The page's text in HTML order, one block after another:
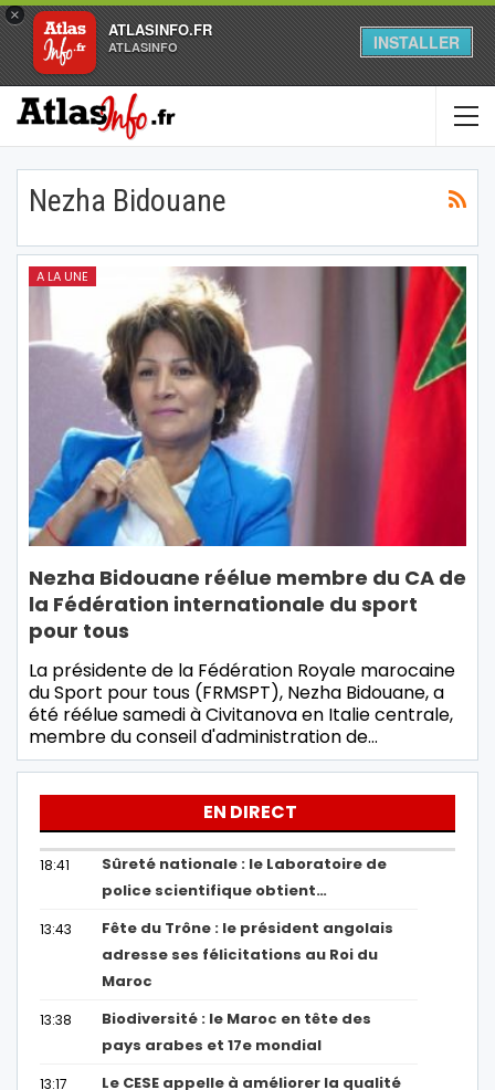
×
ATLASINFO.FR
ATLASINFO INSTALLER
Nezha Bidouane
A LA UNE
Nezha Bidouane réélue membre du CA de
la Fédération internationale du sport
pour tous
La présidente de la Fédération Royale marocaine
du Sport pour tous (FRMSPT), Nezha Bidouane, a
été réélue samedi à Civitanova en Italie centrale,
membre du conseil d'administration de…
EN DIRECT
18:41
Sûreté nationale : le Laboratoire de
police scientifique obtient…
13:43
Fête du Trône : le président angolais
adresse ses félicitations au Roi du
Maroc
13:38
Biodiversité : le Maroc en tête des
pays arabes et 17e mondial
13:17
Le CESE appelle à améliorer la qualité